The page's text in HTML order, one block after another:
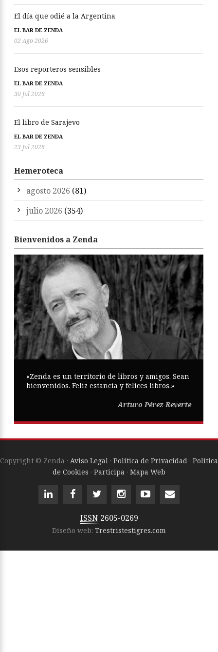
El día que odié a la Argentina
EL BAR DE ZENDA
02 Ago 2026
Esos reporteros sensibles
EL BAR DE ZENDA
30 Jul 2026
El libro de Sarajevo
EL BAR DE ZENDA
23 Jul 2026
Hemeroteca
agosto 2026 (81)
julio 2026 (354)
Bienvenidos a Zenda
«Zenda es un territorio de libros y amigos. Sean
bienvenidos. Feliz estancia y felices libros.»
Arturo Pérez-Reverte
Copyright © Zenda · Aviso Legal · Política de Privacidad · Política
de Cookies · Participa · Mapa Web
ISSN 2605-0269
Diseño web: Trestristestigres.com